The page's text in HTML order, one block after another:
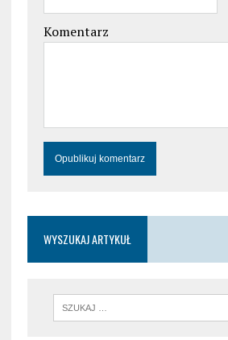
Komentarz
WYSZUKAJ ARTYKUŁ